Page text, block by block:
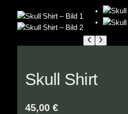
Skull Shirt
45,00 €